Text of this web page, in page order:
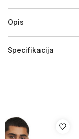
Opis
Specifikacija